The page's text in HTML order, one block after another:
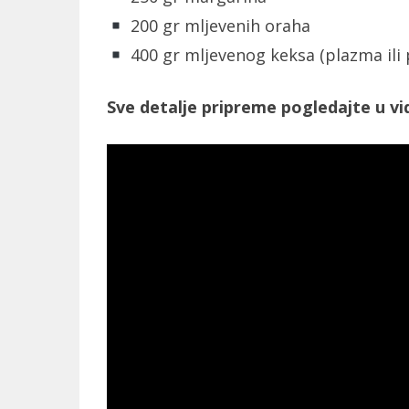
200 gr mljevenih oraha
400 gr mljevenog keksa (plazma ili
Sve detalje pripreme pogledajte u